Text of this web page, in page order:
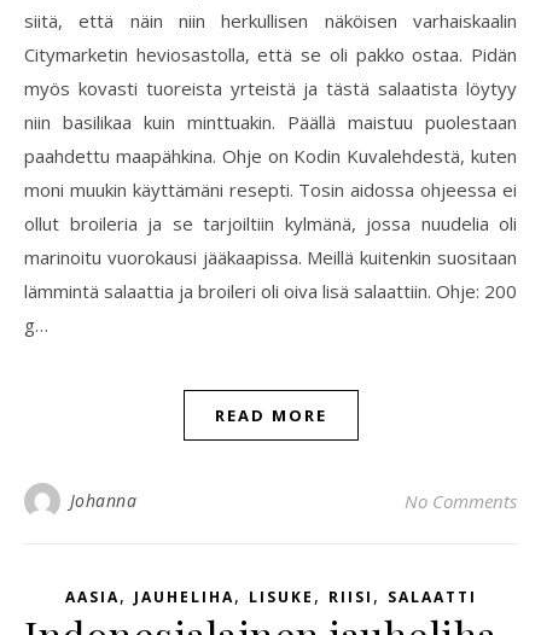
siitä, että näin niin herkullisen näköisen varhaiskaalin
Citymarketin heviosastolla, että se oli pakko ostaa. Pidän
myös kovasti tuoreista yrteistä ja tästä salaatista löytyy
niin basilikaa kuin minttuakin. Päällä maistuu puolestaan
paahdettu maapähkina. Ohje on Kodin Kuvalehdestä, kuten
moni muukin käyttämäni resepti. Tosin aidossa ohjeessa ei
ollut broileria ja se tarjoiltiin kylmänä, jossa nuudelia oli
marinoitu vuorokausi jääkaapissa. Meillä kuitenkin suositaan
lämmintä salaattia ja broileri oli oiva lisä salaattiin. Ohje: 200
g…
READ MORE
Johanna No Comments
AASIA, JAUHELIHA, LISUKE , RIISI , SALAATTI